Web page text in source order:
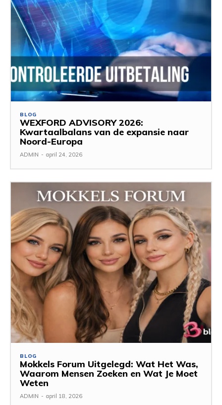
BLOG
WEXFORD ADVISORY 2026:
Kwartaalbalans van de expansie naar
Noord-Europa
ADMIN - april 24, 2026
BLOG
Mokkels Forum Uitgelegd: Wat Het Was,
Waarom Mensen Zoeken en Wat Je Moet
Weten
ADMIN - april 18, 2026